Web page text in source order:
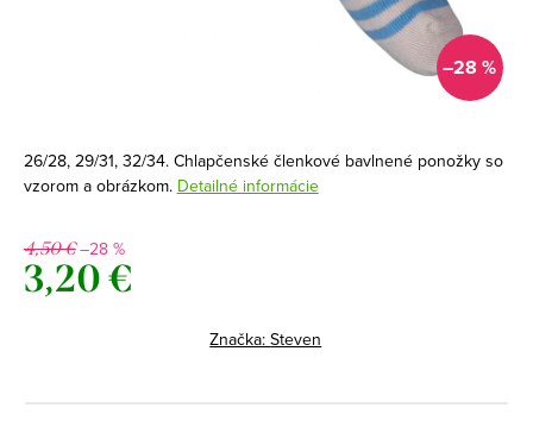
–28 %
26/28, 29/31, 32/34. Chlapčenské členkové bavlnené ponožky so
vzorom a obrázkom. Detailné informácie
4,50 €–28 %
3,20 €
Značka:Steven